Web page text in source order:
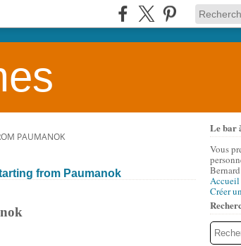
PAUMANOK
from Paumanok
Le bar
Vous
Créer